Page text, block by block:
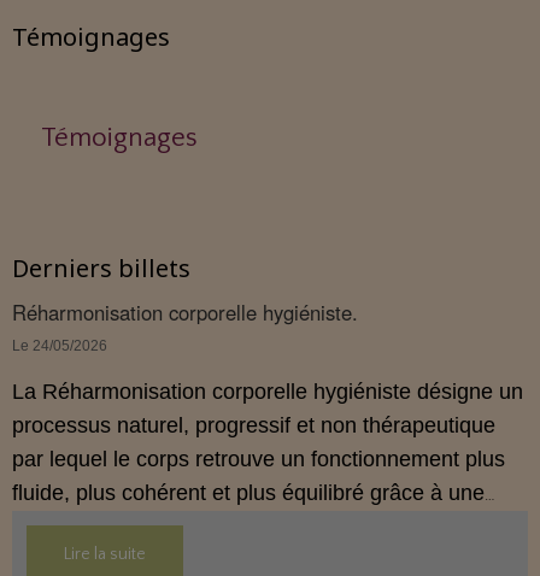
Témoignages
Témoignages
Derniers billets
Réharmonisation corporelle hygiéniste.
Le 24/05/2026
La Réharmonisation corporelle hygiéniste désigne un
processus naturel, progressif et non thérapeutique
par lequel le corps retrouve un fonctionnement plus
fluide, plus cohérent et plus équilibré grâce à une
hygiène de vie adaptée.
Lire la suite